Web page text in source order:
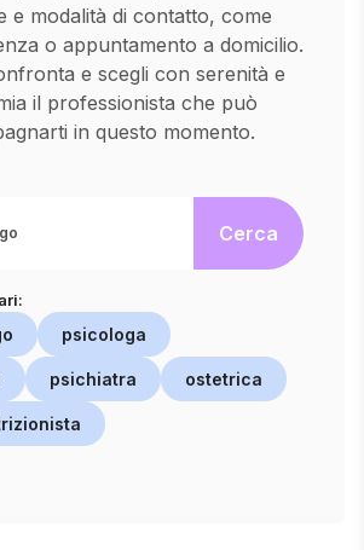
e modalità di contatto, come
o appuntamento a domicilio.
e scegli con serenità e
il professionista che può
in questo momento.
Cerca
psicologa
psichiatra ostetrica